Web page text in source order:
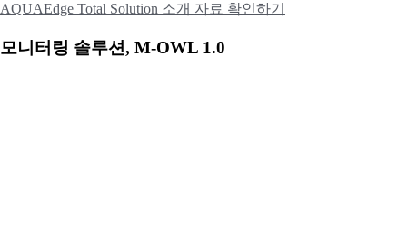
AQUAEdge Total Solution 소개 자료 확인하기
모니터링 솔루션, M-OWL 1.0